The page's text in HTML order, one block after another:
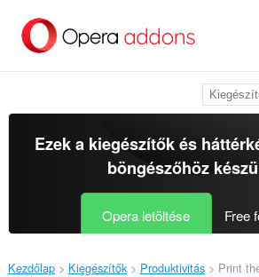
Ezek a kiegészítők és
böngészőhöz
Opera letöltése Free
Kezdőlap Kiegészítők Produktivitás Print